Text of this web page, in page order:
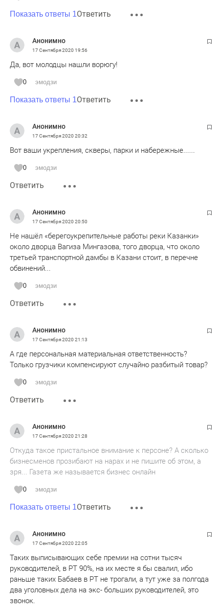
несколько месяцев. Радовался первую неделю, хорошая
зарплата. Потом его Москва и Казань начали заваливать
фактический почти не выполнялись или не были
выполнены. На соответственные замечания ему говорили
Показать ответы 1Ответить
Анонимно
17 Сентября 2020 19:56
Да, вот молодцы нашли ворюгу!
0 эмодзи
Показать ответы 1Ответить
Анонимно
17 Сентября 2020 20:32
Вот ваши укрепления, скверы, парки и набережные......
0 эмодзи
Ответить
Анонимно
17 Сентября 2020 20:50
Не нашёл «берегоукрепительные работы реки Казанки»
около дворца Вагиза Мингазова, того дворца, что около
третьей транспортной дамбы в Казани стоит, в перечне
обвинений...
0 эмодзи
Ответить
Анонимно
17 Сентября 2020 21:13
А где персональная материальная ответственность?
Только грузчики компенсируют случайно разбитый товар?
0 эмодзи
Ответить
Анонимно
17 Сентября 2020 21:28
Откуда такое пристальное внимание к персоне? А сколько
бизнесменов прозибают на нарах и не пишите об этом, а
зря... Газета же называется бизнес онлайн
0 эмодзи
Показать ответы 1Ответить
Анонимно
17 Сентября 2020 22:05
Таких выписывающих себе премии на сотни тысяч
руководителей, в РТ 90%, на их месте я бы свалил, ибо
раньше таких Бабаев в РТ не трогали, а тут уже за полгода
два уголовных дела на экс- больших руководителей, это
звонок.